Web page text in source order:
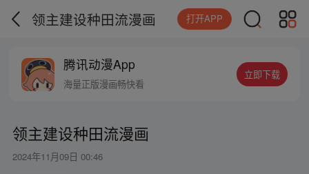
领主建设种田流漫画 打开APP
腾讯动漫App
海量正版漫画畅快看
立即下载
领主建设种田流漫画
2024年11月09日 00:46